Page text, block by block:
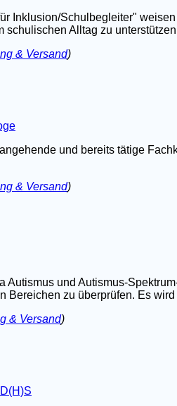
Inklusion/Schulbegleiter"
schulischen Alltag zu
& Versand)
und bereits tätige
& Versand)
Autismus und Autismus-
Bereichen zu überprüfen. Es
& Versand)